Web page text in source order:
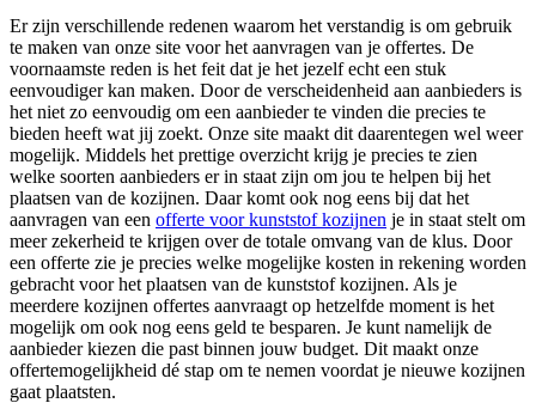
Er zijn verschillende redenen waarom het verstandig is om gebruik
te maken van onze site voor het aanvragen van je offertes. De
voornaamste reden is het feit dat je het jezelf echt een stuk
eenvoudiger kan maken. Door de verscheidenheid aan aanbieders is
het niet zo eenvoudig om een aanbieder te vinden die precies te
bieden heeft wat jij zoekt. Onze site maakt dit daarentegen wel weer
mogelijk. Middels het prettige overzicht krijg je precies te zien
welke soorten aanbieders er in staat zijn om jou te helpen bij het
plaatsen van de kozijnen. Daar komt ook nog eens bij dat het
aanvragen van een offerte voor kunststof kozijnen je in staat stelt om
meer zekerheid te krijgen over de totale omvang van de klus. Door
een offerte zie je precies welke mogelijke kosten in rekening worden
gebracht voor het plaatsen van de kunststof kozijnen. Als je
meerdere kozijnen offertes aanvraagt op hetzelfde moment is het
mogelijk om ook nog eens geld te besparen. Je kunt namelijk de
aanbieder kiezen die past binnen jouw budget. Dit maakt onze
offertemogelijkheid dé stap om te nemen voordat je nieuwe kozijnen
gaat plaatsten.